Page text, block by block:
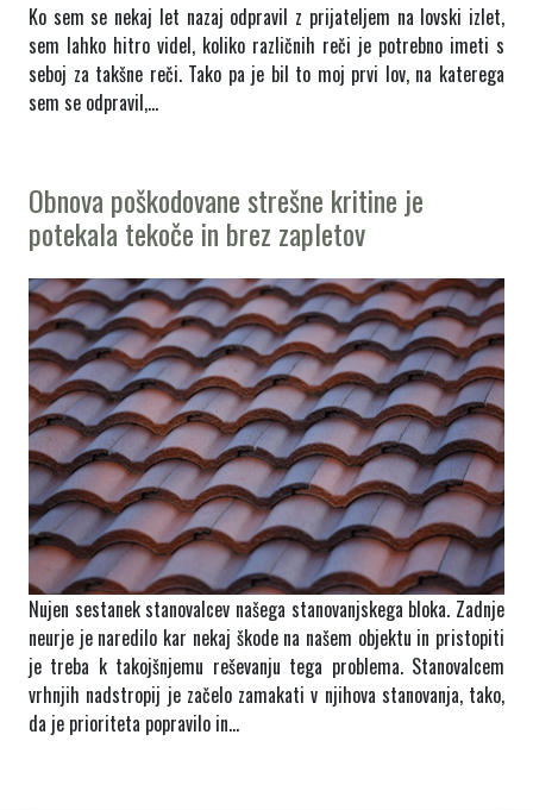
Ko sem se nekaj let nazaj odpravil z prijateljem na lovski izlet,
sem lahko hitro videl, koliko različnih reči je potrebno imeti s
seboj za takšne reči. Tako pa je bil to moj prvi lov, na katerega
sem se odpravil,…
Obnova poškodovane strešne kritine je
potekala tekoče in brez zapletov
Nujen sestanek stanovalcev našega stanovanjskega bloka. Zadnje
neurje je naredilo kar nekaj škode na našem objektu in pristopiti
je treba k takojšnjemu reševanju tega problema. Stanovalcem
vrhnjih nadstropij je začelo zamakati v njihova stanovanja, tako,
da je prioriteta popravilo in…